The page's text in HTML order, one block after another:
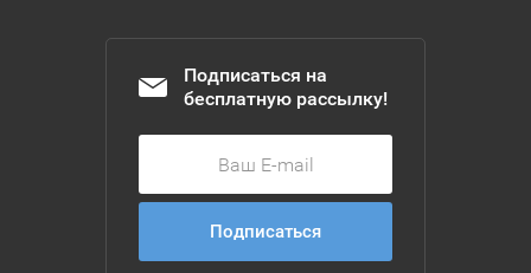
Подписаться на
бесплатную рассылку!
Подписаться